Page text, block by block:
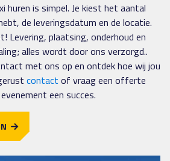
huren is simpel. Je kiest het aantal
de leveringsdatum en de locatie.
Levering, plaatsing, onderhoud en
alles wordt door ons verzorgd..
met ons op en ontdek hoe wij jou
contact of vraag een offerte
een succes.